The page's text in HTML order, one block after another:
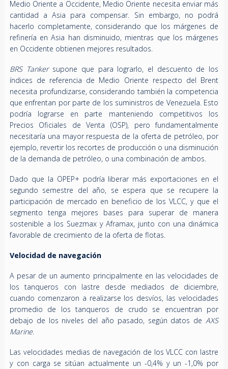
Medio Oriente a Occidente, Medio Oriente necesita enviar más
cantidad a Asia para compensar. Sin embargo, no podrá
hacerlo completamente, considerando que los márgenes de
refinería en Asia han disminuido, mientras que los márgenes
en Occidente obtienen mejores resultados.
BRS Tankersupone que para lograrlo, el descuento de los
índices de referencia de Medio Oriente respecto del Brent
necesita profundizarse, considerando también la competencia
que enfrentan por parte de los suministros de Venezuela. Esto
podría lograrse en parte manteniendo competitivos los
Precios Oficiales de Venta (OSP), pero fundamentalmente
necesitaría una mayor respuesta de la oferta de petróleo, por
ejemplo, revertir los recortes de producción o una disminución
de la demanda de petróleo, o una combinación de ambos.
Dado que la OPEP+ podría liberar más exportaciones en el
segundo semestre del año, se espera que se recupere la
participación de mercado en beneficio de los VLCC, y que el
segmento tenga mejores bases para superar de manera
sostenible a los Suezmax y Aframax, junto con una dinámica
favorable de crecimiento de la oferta de flotas.
Velocidad de navegación
A pesar de un aumento principalmente en las velocidades de
los tanqueros con lastre desde mediados de diciembre,
cuando comenzaron a realizarse los desvíos, las velocidades
promedio de los tanqueros de crudo se encuentran por
debajo de los niveles del año pasado, según datos de AXS
Marine.
Las velocidades medias de navegación de los VLCC con lastre
y con carga se sitúan actualmente un -0,4% y un -1,0% por